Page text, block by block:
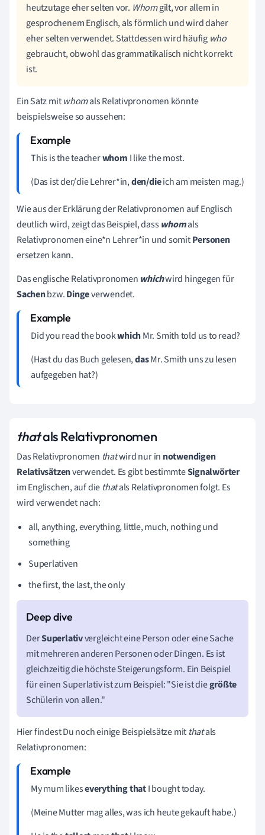
heutzutage eher selten vor. Whomgilt, vor allem in
gesprochenem Englisch, als förmlich und wird daher
eher selten verwendet. Stattdessen wird häufig who
gebraucht, obwohl das grammatikalisch nicht korrekt
ist.
Ein Satz mitwhomals Relativpronomen könnte
beispielsweise so aussehen:
This is the teacherwhom I like the most.
(Das ist der/die Lehrer*in,den/dieich am meisten mag.)
Wie aus der Erklärung der Relativpronomen auf Englisch
deutlich wird, zeigt das Beispiel, dasswhomals
Relativpronomen eine*n Lehrer*in und somitPersonen
ersetzen kann.
Das englische Relativpronomen whichwird hingegen für
Sachenbzw.Dingeverwendet.
Did you read the bookwhichMr. Smith told us to read?
(Hast du das Buch gelesen,dasMr. Smith uns zu lesen
aufgegeben hat?)
thatals Relativpronomen
Das Relativpronomen thatwird nur in notwendigen
Relativsätzenverwendet. Es gibt bestimmteSignalwörter
im Englischen, auf die thatals Relativpronomen folgt. Es
wird verwendet nach:
all, anything, everything, little, much, nothing und
something
Superlativen
the first, the last, the only
DerSuperlativvergleicht eine Person oder eine Sache
mit mehreren anderen Personen oder Dingen. Es ist
gleichzeitig die höchste Steigerungsform. Ein Beispiel
für einen Superlativ ist zum Beispiel: "Sie ist diegrößte
Schülerin von allen."
Hier findest Du noch einige Beispielsätze mit thatals
Relativpronomen:
My mum likeseverything thatI bought today.
(Meine Mutter mag alles, was ich heute gekauft habe.)